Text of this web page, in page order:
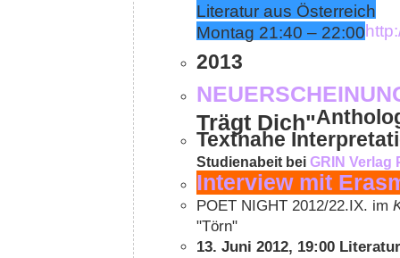
Literatur aus Österreich
Montag 21:40 – 22:00
2013
Trägt Dich"
Textnahe
Studienabeit bei GRIN Verlag
Interview mit
POET NIGHT 2012/22.IX. im
"Törn"
13. Juni 2012, 19:00